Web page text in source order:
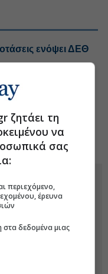
ενόψει ΔΕΘ
Ορμούζ
για
απασχόλησης
ζητάει τη
να
σας
περιεχόμενο,
έρευνα
δεδομένα μιας